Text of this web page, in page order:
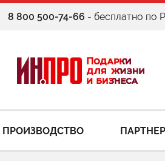
8 800 500-74-66 - бесплатно по
ПРОИЗВОДСТВО